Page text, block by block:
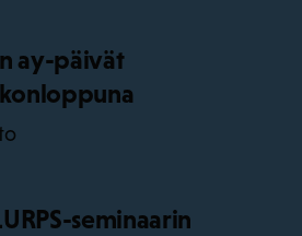
ay-päivät
seminaarin